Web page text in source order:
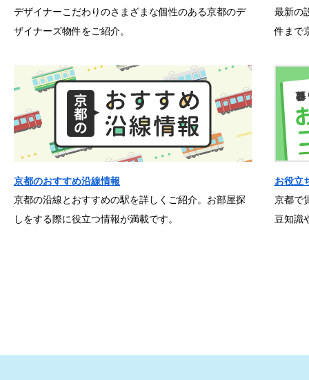
デザイナーこだわりのさまざまな個性のある京都のデ
ザイナーズ物件をご紹介。
最新の
件まで
京都のおすすめ沿線情報
京都の沿線とおすすめの駅を詳しくご紹介。お部屋探
しをする際に役立つ情報が満載です。
お役立
京都で
豆知識